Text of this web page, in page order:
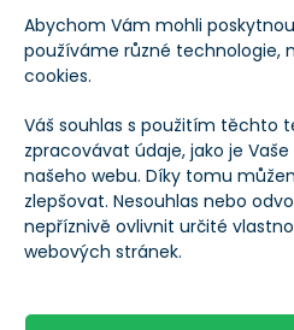
Abychom Vám mohli
používáme různé technologie,
cookies.
Váš souhlas s použitím těchto
zpracovávat údaje, jako je
našeho webu. Díky tomu
zlepšovat. Nesouhlas nebo
nepříznivě ovlivnit určité
webových stránek.
Autor
Martin Klass
Investiční analytik,
více než
trzích.
analýzu
měnových trhů a